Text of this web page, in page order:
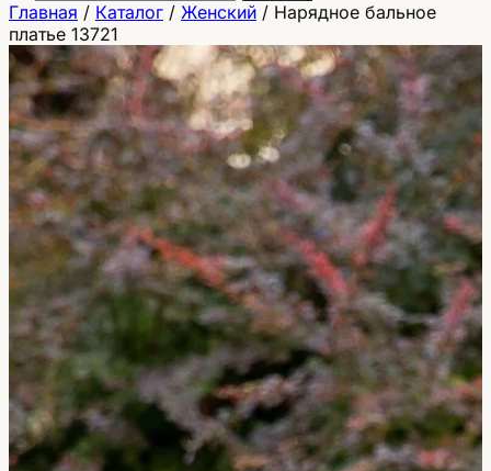
Главная / Каталог / Женский / Нарядное бальное
платье 13721